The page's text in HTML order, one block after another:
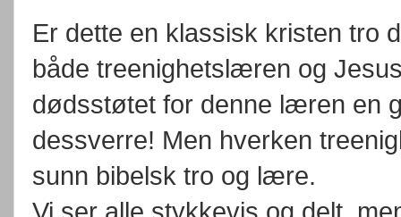
Er dette en klassisk kristen tro
både treenighetslæren og
dødsstøtet for denne læren en
dessverre! Men hverken
sunn bibelsk tro og lære.